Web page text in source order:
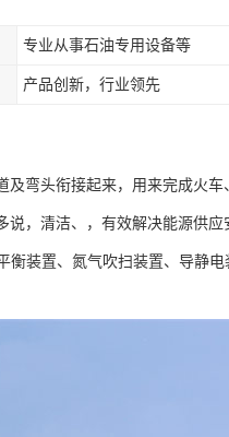
专业从事石油专用设备等
产品创新，行业领先
及弯头衔接起来，用来完成火车
说，清洁、，有效解决能源供应
衡装置、氮气吹扫装置、导静电